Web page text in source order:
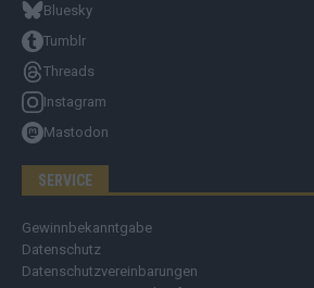
Bluesky
Tumblr
Threads
Instagram
Mastodon
SERVICE
Gewinnbekanntgabe
Datenschutz
Datenschutzvereinbarungen